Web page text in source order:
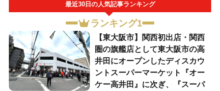
最近30日の人気記事ランキング
ランキング1
【東大阪市】関西初出店・関西
圏の旗艦店として東大阪市の高
井田にオープンしたディスカウ
ントスーパーマーケット『オー
ケー高井田』に次ぎ、『スーパ